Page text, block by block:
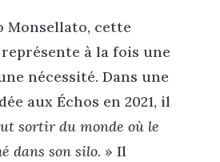
Monsellato, cette
à la fois une
nécessité. Dans une
aux Échos en 2021, il
sortir du monde où le
dans son silo. » Il